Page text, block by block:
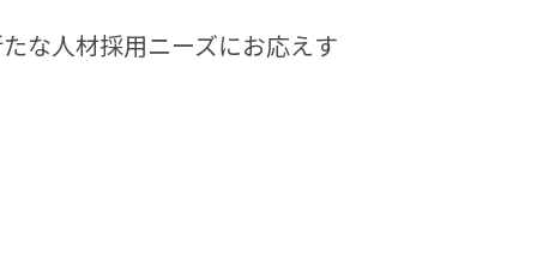
な人材採用ニーズにお応えす